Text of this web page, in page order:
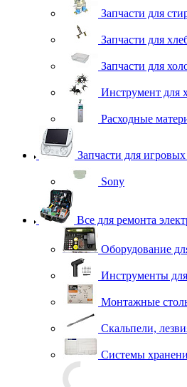
Запчасти для
Запчасти для
Запчасти для
Инструмент для
Расходные
Запчасти для
Sony
Все для ремонта
Оборудование
Инструменты
Монтажные
Скальпели,
Системы